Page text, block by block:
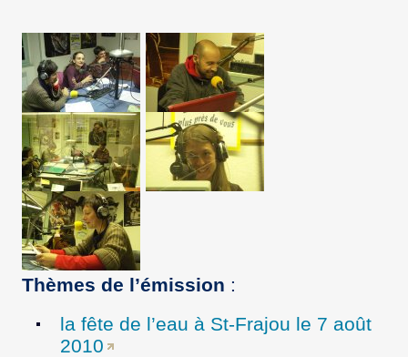
Thèmes de l’émission :
la fête de l’eau à St-Frajou le 7 août
2010